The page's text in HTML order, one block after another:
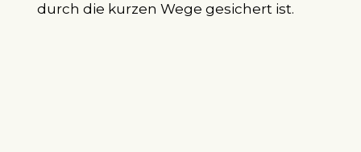
durch die kurzen Wege gesichert ist.